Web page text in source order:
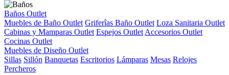
Baños Outlet
Muebles de Baño Outlet Griferîas Baño Outlet Loza Sanitaria Outlet
Cabinas y Mamparas Outlet Espejos Outlet Accesorios Outlet
Cocinas Outlet
Muebles de Diseño Outlet
Sillas Sillón Banquetas Escritorios Lámparas Mesas Relojes
Percheros